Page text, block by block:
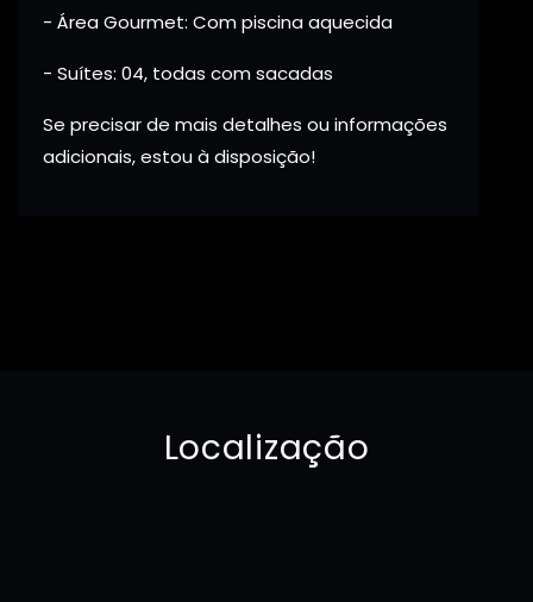
- Área Gourmet: Com piscina aquecida
- Suítes: 04, todas com sacadas
Se precisar de mais detalhes ou informações
adicionais, estou à disposição!
Localização